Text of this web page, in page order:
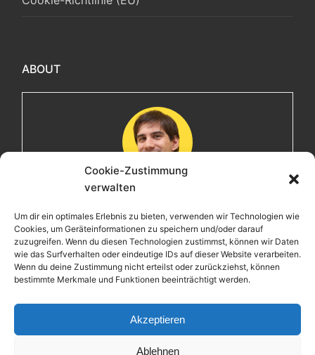
Cookie-Zustimmung
verwalten
Um dir ein optimales Erlebnis zu bieten, verwenden wir Technologien wie
Cookies, um Geräteinformationen zu speichern und/oder darauf
zuzugreifen. Wenn du diesen Technologien zustimmst, können wir Daten
wie das Surfverhalten oder eindeutige IDs auf dieser Website verarbeiten.
Wenn du deine Zustimmung nicht erteilst oder zurückziehst, können
bestimmte Merkmale und Funktionen beeinträchtigt werden.
Akzeptieren
Ablehnen
ABOUT
Herzlich willkommen! Ich bin Max, ein Informatiker mit
über 15 Jahren Berufserfahrung. Hier teile ich meine
Leidenschaften, Erlebnisse und Perspektiven. Ich lade
dich ein, gemeinsam mit mir auf eine Entdeckungsreise